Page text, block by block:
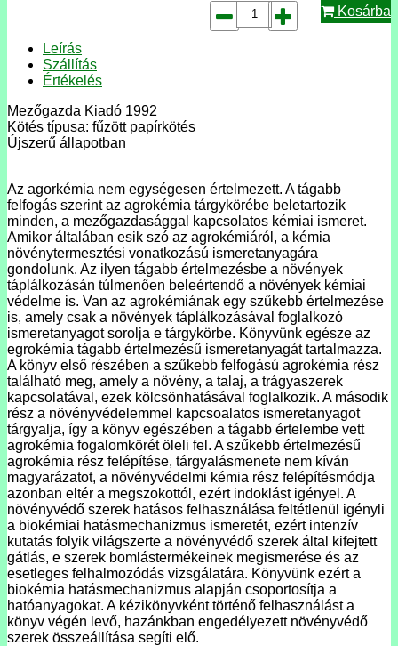
Kosárba
Leírás
Szállítás
Értékelés
Mezőgazda Kiadó 1992
Kötés típusa: fűzött papírkötés
Újszerű állapotban
Az agorkémia nem egységesen értelmezett. A tágabb
felfogás szerint az agrokémia tárgykörébe beletartozik
minden, a mezőgazdasággal kapcsolatos kémiai ismeret.
Amikor általában esik szó az agrokémiáról, a kémia
növénytermesztési vonatkozású ismeretanyagára
gondolunk. Az ilyen tágabb értelmezésbe a növények
táplálkozásán túlmenően beleértendő a növények kémiai
védelme is. Van az agrokémiának egy szűkebb értelmezése
is, amely csak a növények táplálkozásával foglalkozó
ismeretanyagot sorolja e tárgykörbe. Könyvünk egésze az
egrokémia tágabb értelmezésű ismeretanyagát tartalmazza.
A könyv első részében a szűkebb felfogású agrokémia rész
található meg, amely a növény, a talaj, a trágyaszerek
kapcsolatával, ezek kölcsönhatásával foglalkozik. A második
rész a növényvédelemmel kapcsoalatos ismeretanyagot
tárgyalja, így a könyv egészében a tágabb értelembe vett
agrokémia fogalomkörét öleli fel. A szűkebb értelmezésű
agrokémia rész felépítése, tárgyalásmenete nem kíván
magyarázatot, a növényvédelmi kémia rész felépítésmódja
azonban eltér a megszokottól, ezért indoklást igényel. A
növényvédő szerek hatásos felhasználása feltétlenül igényli
a biokémiai hatásmechanizmus ismeretét, ezért intenzív
kutatás folyik világszerte a növényvédő szerek által kifejtett
gátlás, e szerek bomlástermékeinek megismerése és az
esetleges felhalmozódás vizsgálatára. Könyvünk ezért a
biokémia hatásmechanizmus alapján csoportosítja a
hatóanyagokat. A kézikönyvként történő felhasználást a
könyv végén levő, hazánkban engedélyezett növényvédő
szerek összeállítása segíti elő.